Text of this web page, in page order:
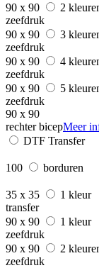
90 x 90
2
zeefdruk
90 x 90
3
zeefdruk
90 x 90
4
zeefdruk
90 x 90
5
zeefdruk
90 x 90
rechter bicepMeer
DTF Transfer
100 borduren
35 x 35
1 kleur
transfer
90 x 90
1 kleur
zeefdruk
90 x 90
2
zeefdruk